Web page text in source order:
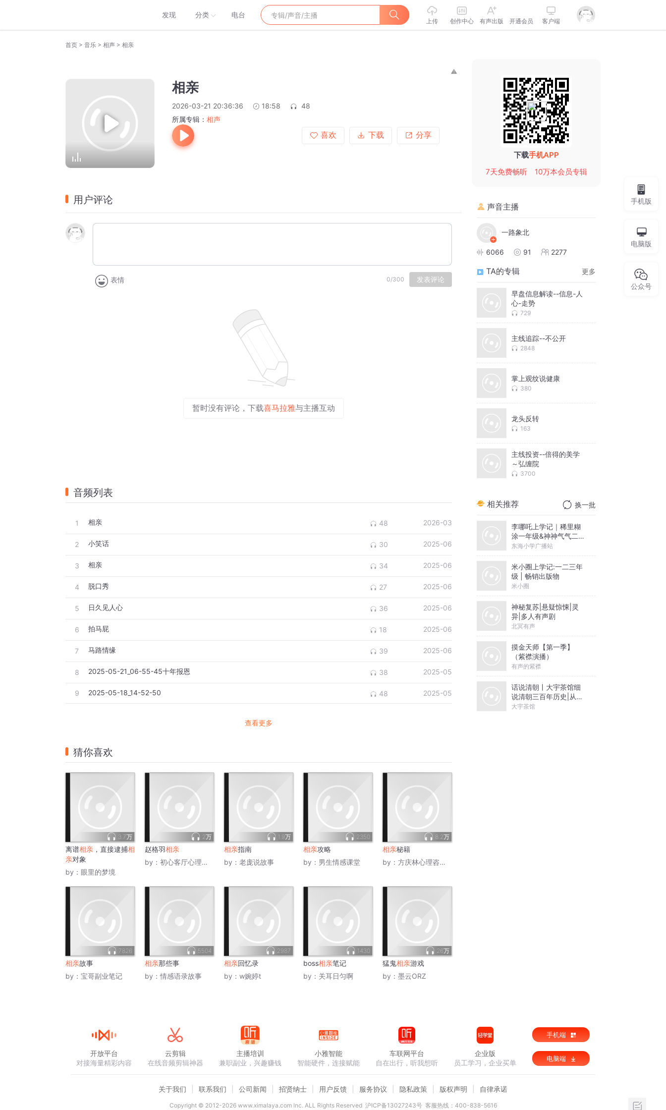
发现 分类 电台
上传 创作中心 有声出版 开通会员 客户端
首页 > 音乐 > 相声 > 相亲
相亲
2026-03-21 20:36:36 18:58
48
所属专辑： 相声
喜欢
下载 分享
用户评论
表情 0/300 发表评论
暂时没有评论，下载喜马拉雅与主播互动
音频列表
1 相亲 48 2026-03
2 小笑话 30 2025-06
3 相亲 34 2025-06
4 脱口秀 27 2025-06
5 日久见人心 36 2025-06
6 拍马屁 18 2025-06
7 马路情缘 39 2025-06
8 2025-05-21_06-55-45十年报恩 38 2025-05
9 2025-05-18_14-52-50 48 2025-05
查看更多
猜你喜欢
3.7万
离谱相亲 ，直接逮捕相
亲对象
by： 眼里的梦境
2万
赵格羽相亲
by： 初心客厅心理疏导
1.9万
相亲指南
by： 老庞说故事
2350
相亲攻略
by： 男生情感课堂
8.2万
相亲秘籍
by： 方庆林心理咨询师
7826
相亲故事
by： 宝哥副业笔记
5504
相亲那些事
by：情感语录故事
2987
相亲回忆录
by： w婉婷t
1430
boss相亲笔记
by： 关耳日匀啊
26万
猛鬼相亲游戏
by： 墨云ORZ
下载手机APP
7天免费畅听
10万本会员专辑
声音主播
一路象北
6066 91 2277
TA的专辑 更多
早盘信息解读--信息-人
心-走势
729
主线追踪--不公开
2848
掌上观纹说健康
380
龙头反转
163
主线投资--倍得的美学
～弘缠院
3700
相关推荐 换一批
李哪吒上学记｜稀里糊
涂一年级&神神气气二年
级
东海小学广播站
米小圈上学记:一二三年
级 | 畅销出版物
米小圈
神秘复苏|悬疑惊悚|灵
异|多人有声剧
北冥有声
摸金天师【第一季】
（紫襟演播）
有声的紫襟
话说清朝丨大宇茶馆细
说清朝三百年历史|从努
尔哈赤到末代皇帝溥仪|
大宇茶馆
手机版
电脑版
公众号
开放平台
对接海量精彩内容
云剪辑
在线音频剪辑神器
主播培训
兼职副业，兴趣赚钱
小雅智能
智能硬件，连接赋能
车联网平台
自在出行，听我想听
企业版
员工学习，企业买单
手机端
电脑端
关于我们 联系我们 公司新闻 招贤纳士 用户反馈 服务协议 隐私政策 版权声明 自律承诺
Copyright © 2012-2026www.ximalaya.com lnc. ALL Rights Reserved 沪ICP备13027243号 客服热线：400-838-5616